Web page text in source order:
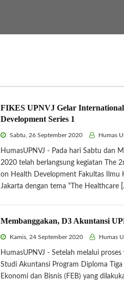
FIKES UPNVJ Gelar
Development Series 1
Sabtu, 26 September 2020 Humas
HumasUPNVJ - Pada hari Sabtu dan
2020 telah berlangsung kegiatan The
on Health Development Fakultas Ilmu
Jakarta dengan tema “The Healthcare
Membanggakan, D3 Akuntansi
Kamis, 24 September 2020 Humas
HumasUPNVJ - Setelah melalui
Studi Akuntansi Program Diploma
Ekonomi dan Bisnis (FEB) yang